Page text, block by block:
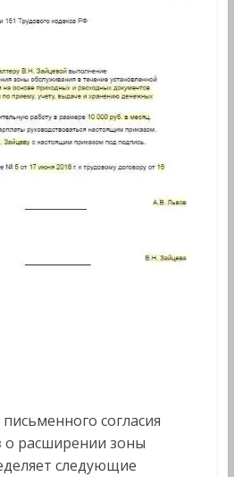
согласия
о расширении зоны
следующие